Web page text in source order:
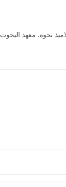
نحوه. معهد البحوث